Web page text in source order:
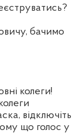
бачимо
колеги!
відключіть
що голос у